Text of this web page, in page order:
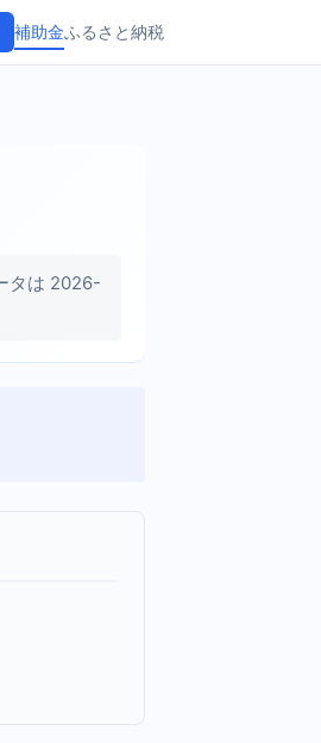
補助金ふるさと納税
タは 2026-